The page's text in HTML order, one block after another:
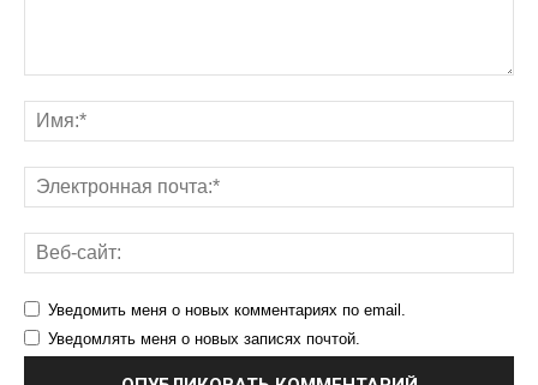
Уведомить меня о новых комментариях по email.
Уведомлять меня о новых записях почтой.